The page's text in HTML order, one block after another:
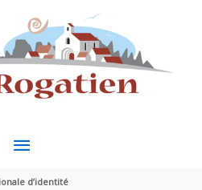
MENU
PRINCIPAL
d’identité